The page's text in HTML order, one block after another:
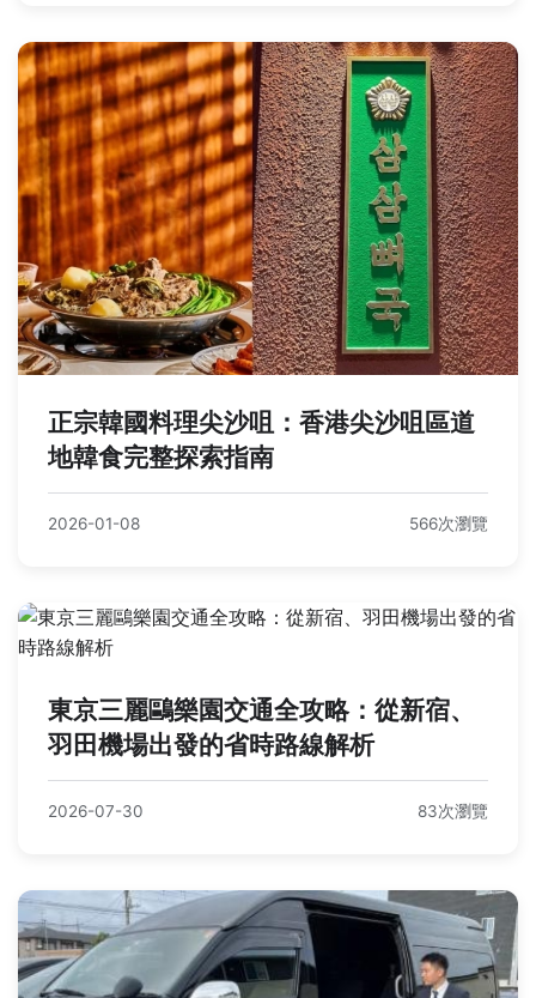
正宗韓國料理尖沙咀：香港尖沙咀區道
地韓食完整探索指南
2026-01-08 566次瀏覽
東京三麗鷗樂園交通全攻略：從新宿、
羽田機場出發的省時路線解析
2026-07-30 83次瀏覽